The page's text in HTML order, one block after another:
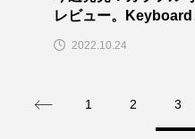
レビュー。Keyboard
2022.10.24
1 2 3